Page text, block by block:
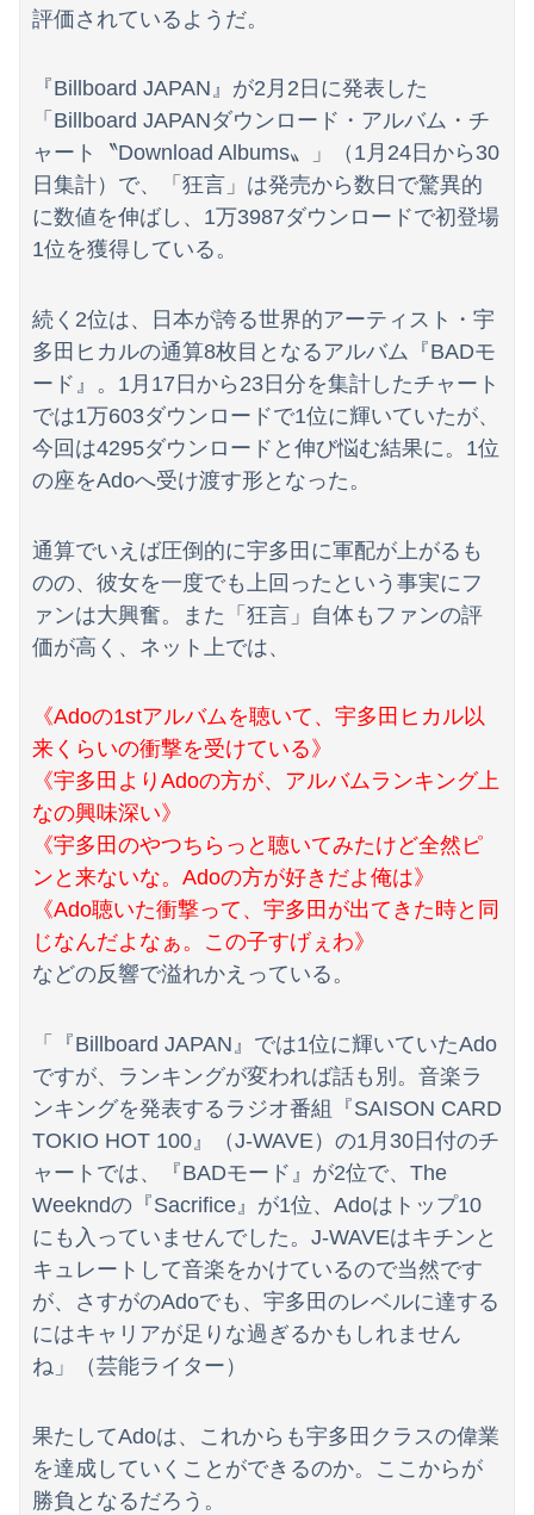
【悲報】歩きスマホ女子さん、立体駐車場に無事格納されてしまう
【画像】いい天気だから高ボッチに行って来たった
私「血まみれで何してるんですか！？」婆さん「腕が抜けないのよ…助けて！」→帰宅したら玄関前がとんでもない修羅場になっていて…
中国、止められないEV製造 売れず在庫山積み「売れたこと」にして補助金を騙し取る事案を思いつきが横行
【悲報】熊本県知事、報道陣土足取材にマジギレ「遺族や被災者から強い不満でてる！」 → 記者「例えば？」 → 知事、怒り通り越して呆れてしまう …...
∈（・ω・）∋魔法少女育成計画 その３
中国政府「原爆投下の背景こそ反省が必要だ」と主張
『新しい学校のリーダーズ』のボーカル、セフレにしたいすぎるwwww
評価されているようだ。
『Billboard JAPAN』が2月2日に発表した
「Billboard JAPANダウンロード・アルバム・チ
ャート〝Download Albums〟」（1月24日から30
日集計）で、「狂言」は発売から数日で驚異的
に数値を伸ばし、1万3987ダウンロードで初登場
1位を獲得している。
続く2位は、日本が誇る世界的アーティスト・宇
多田ヒカルの通算8枚目となるアルバム『BADモ
ード』。1月17日から23日分を集計したチャート
では1万603ダウンロードで1位に輝いていたが、
今回は4295ダウンロードと伸び悩む結果に。1位
の座をAdoへ受け渡す形となった。
通算でいえば圧倒的に宇多田に軍配が上がるも
のの、彼女を一度でも上回ったという事実にフ
ァンは大興奮。また「狂言」自体もファンの評
価が高く、ネット上では、
《Adoの1stアルバムを聴いて、宇多田ヒカル以
来くらいの衝撃を受けている》
《宇多田よりAdoの方が、アルバムランキング上
なの興味深い》
《宇多田のやつちらっと聴いてみたけど全然ピ
ンと来ないな。Adoの方が好きだよ俺は》
《Ado聴いた衝撃って、宇多田が出てきた時と同
じなんだよなぁ。この子すげぇわ》
などの反響で溢れかえっている。
「『Billboard JAPAN』では1位に輝いていたAdo
ですが、ランキングが変われば話も別。音楽ラ
ンキングを発表するラジオ番組『SAISON CARD
TOKIO HOT 100』（J-WAVE）の1月30日付のチ
ャートでは、『BADモード』が2位で、The
Weekndの『Sacrifice』が1位、Adoはトップ10
にも入っていませんでした。J-WAVEはキチンと
キュレートして音楽をかけているので当然です
が、さすがのAdoでも、宇多田のレベルに達する
にはキャリアが足りな過ぎるかもしれません
ね」（芸能ライター）
果たしてAdoは、これからも宇多田クラスの偉業
を達成していくことができるのか。ここからが
勝負となるだろう。